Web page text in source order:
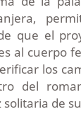
que el
al cuerpo
los
del
solitaria de